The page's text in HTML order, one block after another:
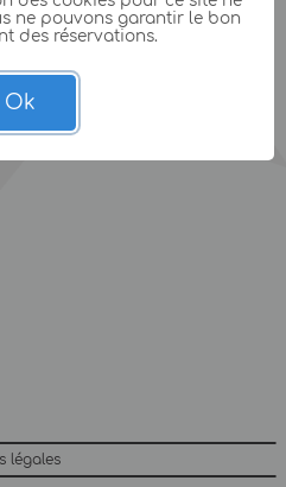
légales
ne pouvons garantir le bon
des réservations.
Ok